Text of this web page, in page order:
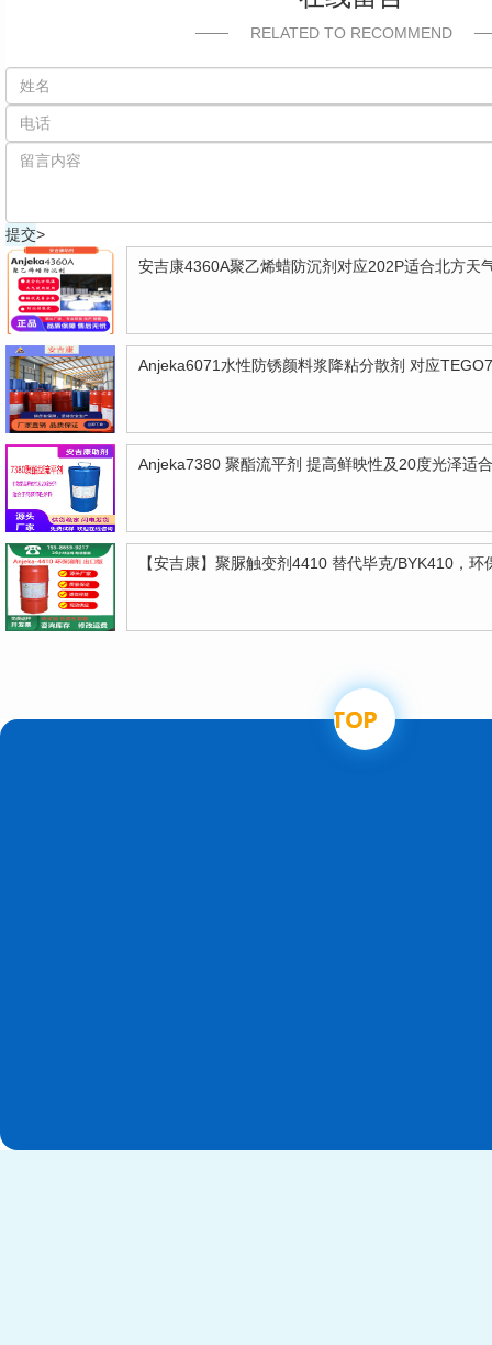
RELATED TO RECOMMEND
>
安吉康4360A聚乙烯蜡防沉剂对应202P适合北方天
Anjeka7380 聚酯流平剂 提高鲜映性及20度光泽适
【安吉康】聚脲触变剂4410 替代毕克/BYK410，